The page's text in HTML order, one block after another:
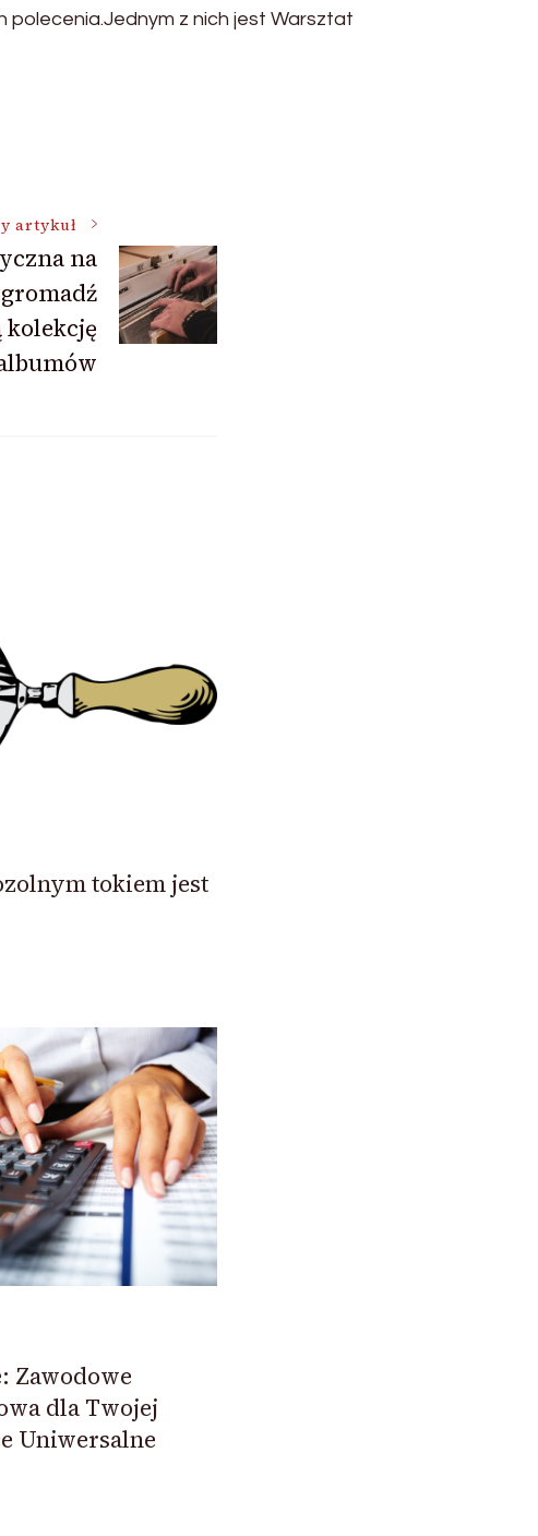
z nich jest Warsztat
artykuł
na
kolekcję
tokiem jest
Zawodowe
dla Twojej
Uniwersalne